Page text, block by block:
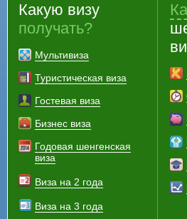
Какую визу
получать?
Мультивиза
Туристическая виза
Гостевая виза
Бизнес виза
Годовая шенгенская
виза
Виза на 2 года
Виза на 3 года